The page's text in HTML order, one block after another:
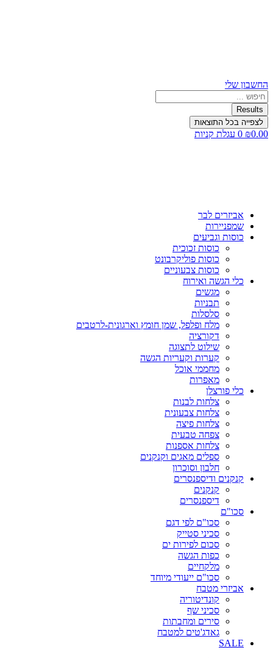
החשבון שלי
Search
...
Results
לצפייה בכל התוצאות
₪0.00
0 עגלת קניות
אביזרים לבר
שמפניירות
כוסות וגביעים
כוסות זכוכית
כוסות פוליקרבונט
כוסות צבעוניים
כלי הגשה ואירוח
מגשים
תבניות
סלסלות
מלח ופלפל, שמן חומץ וארגונית-לרטבים
דקורציה
שילוט לתצוגה
קערות וקעריות הגשה
מחממי אוכל
מאפרות
כלי פורצלן
צלחות לבנות
צלחות צבעונית
צלחות פיצה
צפחה טבעית
צלחות אספנות
ספלים מאגים וקנקנים
חלבון וסוכרון
קנקנים ודיספנסרים
קנקנים
דיספנסרים
סכו"ם
סכו"ם לפי דגם
סכיני סטייק
סכום לפירות ים
כפות הגשה
מלקחיים
סכו"ם ייעודי מיוחד
אביזרי מטבח
קונדיטוריה
סכיני שף
סירים ומחבתות
גאדג'טים למטבח
SALE